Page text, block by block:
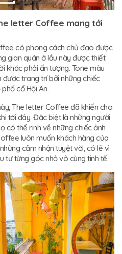
letter Coffee mang tới
có phong cách chủ đạo được
gian quán ở lầu này được thiết
khác phải ấn tượng. Tone màu
trang trí bởi những chiếc
cổ Hội An.
The letter Coffee đã khiến cho
tới đây. Đặc biệt là những người
có thể rinh về những chiếc ảnh
luôn muốn khách hàng của
cảm nhận tuyệt vời, có lẽ vì
tư từng góc nhỏ vô cùng tinh tế.